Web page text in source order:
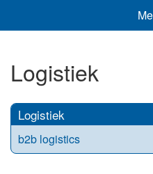
Logistiek
Logistiek
b2b logistics